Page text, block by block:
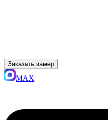
Заказать замер
MAX